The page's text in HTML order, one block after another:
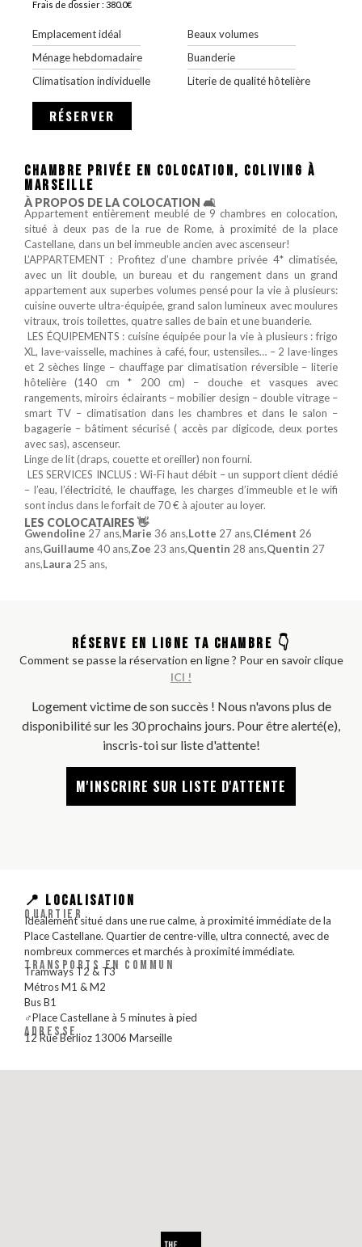
Frais de dossier : 380.0€
Emplacement idéal
Ménage hebdomadaire
Climatisation individuelle
Beaux volumes
Buanderie
Literie de qualité hôtelière
RÉSERVER
CHAMBRE PRIVÉE EN COLOCATION, COLIVING À
MARSEILLE
À PROPOS DE LA COLOCATION 🛋️
Appartement entièrement meublé de 9 chambres en colocation,
situé à deux pas de la rue de Rome, à proximité de la place
Castellane, dans un bel immeuble ancien avec ascenseur!
L’APPARTEMENT : Profitez d’une chambre privée 4* climatisée,
avec un lit double, un bureau et du rangement dans un grand
appartement aux superbes volumes pensé pour la vie à plusieurs:
cuisine ouverte ultra-équipée, grand salon lumineux avec moulures
vitraux, trois toilettes, quatre salles de bain et une buanderie.
️ LES ÉQUIPEMENTS : cuisine équipée pour la vie à plusieurs : frigo
XL, lave-vaisselle, machines à café, four, ustensiles… – 2 lave-linges
et 2 sèches linge – chauffage par climatisation réversible – literie
hôtelière (140 cm * 200 cm) – douche et vasques avec
rangements, miroirs éclairants – mobilier design – double vitrage –
smart TV – climatisation dans les chambres et dans le salon –
bagagerie – bâtiment sécurisé ( accès par digicode, deux portes
avec sas), ascenseur.
Linge de lit (draps, couette et oreiller) non fourni.
️ LES SERVICES INCLUS : Wi-Fi haut débit – un support client dédié
– l’eau, l’électricité, le chauffage, les charges d’immeuble et le wifi
sont inclus dans le forfait de 70 € à ajouter au loyer.
LES COLOCATAIRES 👋
Gwendoline 27 ans,Marie 36 ans,Lotte 27 ans,Clément 26
ans,Guillaume 40 ans,Zoe 23 ans,Quentin 28 ans,Quentin 27
ans,Laura 25 ans,
RÉSERVE EN LIGNE TA CHAMBRE 👇
Comment se passe la réservation en ligne ? Pour en savoir clique
ICI !
Logement victime de son succès ! Nous n'avons plus de
disponibilité sur les 30 prochains jours. Pour être alerté(e),
inscris-toi sur liste d'attente!
M'INSCRIRE SUR LISTE D'ATTENTE
📍 LOCALISATION
QUARTIER
Idéalement situé dans une rue calme, à proximité immédiate de la
Place Castellane. Quartier de centre-ville, ultra connecté, avec de
nombreux commerces et marchés à proximité immédiate.
TRANSPORTS EN COMMUN
Tramways T2 & T3
Métros M1 & M2
Bus B1
‍♂️Place Castellane à 5 minutes à pied
ADRESSE
12 Rue Berlioz 13006 Marseille